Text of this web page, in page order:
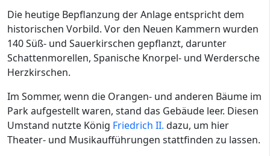
Die heutige Bepflanzung der Anlage entspricht dem
historischen Vorbild. Vor den Neuen Kammern wurden
140 Süß- und Sauerkirschen gepflanzt, darunter
Schattenmorellen, Spanische Knorpel- und Werdersche
Herzkirschen.
Im Sommer, wenn die Orangen- und anderen Bäume im
Park aufgestellt waren, stand das Gebäude leer. Diesen
Umstand nutzte König Friedrich II. dazu, um hier
Theater- und Musikaufführungen stattfinden zu lassen.